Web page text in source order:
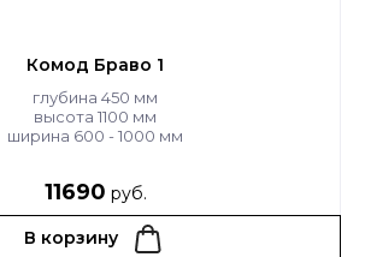
Комод Браво 1
глубина 450 мм
высота 1100 мм
ширина 600 - 1000 мм
11690 руб.
В корзину